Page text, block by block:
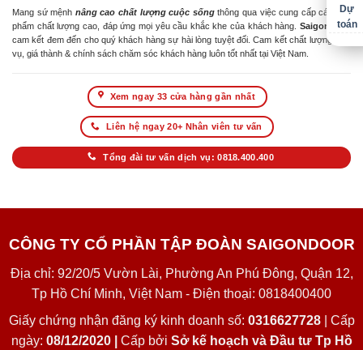
Mang sứ mệnh nâng cao chất lượng cuộc sốngthông qua việc cung cấp các sản
phẩm chất lượng cao, đáp ứng mọi yêu cầu khắc khe của khách hàng. SaigonDoor
cam kết đem đến cho quý khách hàng sự hài lòng tuyệt đối. Cam kết chất lượng dịch
vụ, giá thành & chính sách chăm sóc khách hàng luôn tốt nhất tại Việt Nam.
Xem ngay 33 cửa hàng gần nhất
Liên hệ ngay 20+ Nhân viên tư vấn
Tổng đài tư vấn dịch vụ: 0818.400.400
CÔNG TY CỔ PHẦN TẬP ĐOÀN SAIGONDOOR
Địa chỉ: 92/20/5 Vườn Lài, Phường An Phú Đông, Quận 12,
Tp Hồ Chí Minh, Việt Nam - Điện thoại: 0818400400
Giấy chứng nhận đăng ký kinh doanh số: 0316627728| Cấp
ngày: 08/12/2020 | Cấp bởi Sở kế hoạch và Đầu tư Tp Hồ
Dự
toán